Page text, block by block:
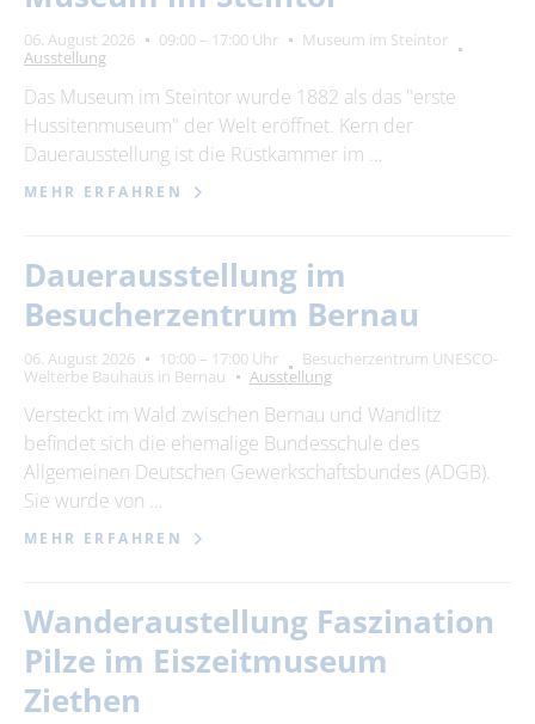
06. August 2026 09:00 – 17:00 Uhr
Museum im Steintor
Ausstellung
Das Museum im Steintor wurde 1882 als das "erste
Hussitenmuseum" der Welt eröffnet. Kern der
Dauerausstellung ist die Rüstkammer im …
MEHR ERFAHREN
Dauerausstellung im
Besucherzentrum Bernau
06. August 2026 10:00 – 17:00 Uhr
Besucherzentrum UNESCO-
Welterbe Bauhaus in Bernau
Ausstellung
Versteckt im Wald zwischen Bernau und Wandlitz
befindet sich die ehemalige Bundesschule des
Allgemeinen Deutschen Gewerkschaftsbundes (ADGB).
Sie wurde von …
MEHR ERFAHREN
Wanderaustellung Faszination
Pilze im Eiszeitmuseum
Ziethen